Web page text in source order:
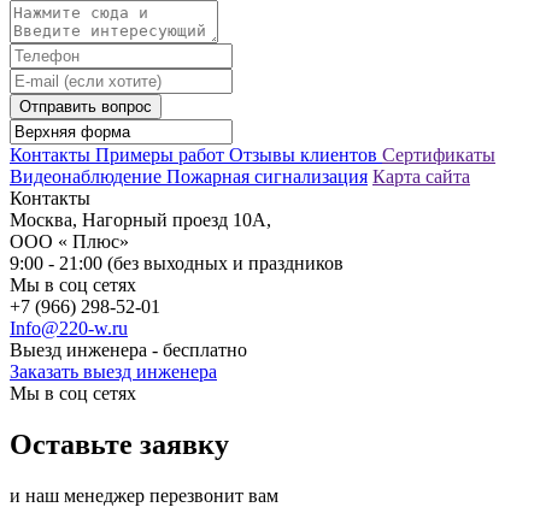
Отправить вопрос
Контакты Примеры работ Отзывы клиентов Сертификаты
Видеонаблюдение Пожарная сигнализация Карта сайта
Контакты
Москва, Нагорный проезд 10А,
ООО « Плюс»
9:00 - 21:00 (без выходных и праздников
Мы в соц сетях
+7 (966) 298-52-01
Info@220-w.ru
Выезд инженера - бесплатно
Заказать выезд инженера
Мы в соц сетях
Оставьте заявку
и наш менеджер перезвонит вам